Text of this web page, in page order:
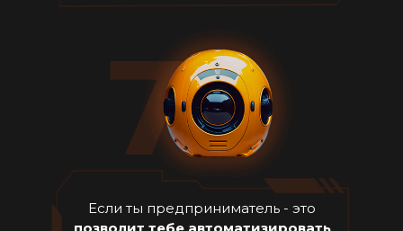
Если ты предприниматель - это